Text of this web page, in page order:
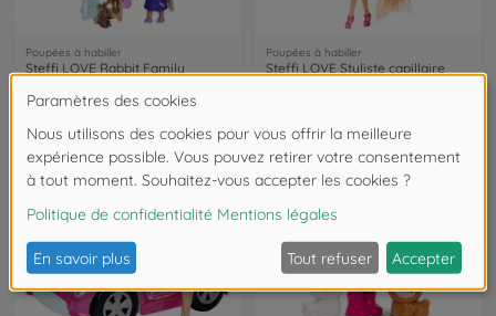
Poupées à habiller
Steffi LOVE Rabbit Family
105733667
Poupées à habiller
Steffi LOVE Styliste capillaire